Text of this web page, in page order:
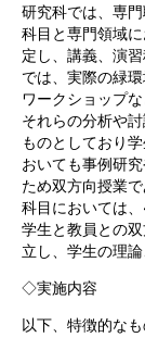
研究科では、専
科目と専門領域
定し、講義、演
では、実際の緑
ワークショップ
それらの分析や
ものとしており
おいても事例研
ため双方向授業
科目においては
学生と教員との
立し、学生の理
◇実施内容
以下、特徴的なも